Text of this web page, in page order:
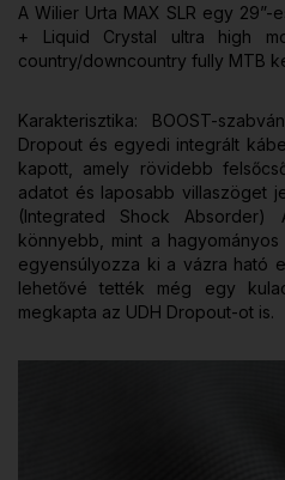
A Wilier Urta MAX SLR egy
+ Liquid Crystal ultra high
country/downcountry fully MTB
Karakterisztika: BOOST-
Dropout és egyedi integrált
kapott, amely rövidebb
adatot és laposabb villaszöget
(Integrated Shock Absorder)
könnyebb, mint a
egyensúlyozza ki a vázra ható
lehetővé tették még egy
megkapta az UDH Dropout-ot is.